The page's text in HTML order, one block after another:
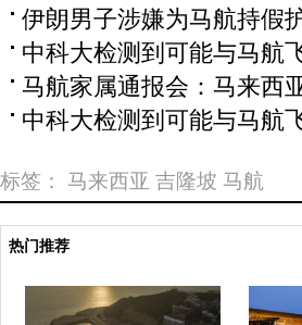
伊朗男子涉嫌为马航持假
中科大检测到可能与马航
马航家属通报会：马来西
中科大检测到可能与马航
标签： 马来西亚 吉隆坡 马航
热门推荐